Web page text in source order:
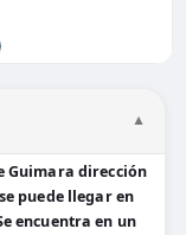
▼
Guimara dirección
puede llegar en
encuentra en un